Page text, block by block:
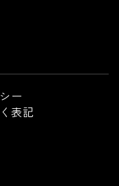
ー
表記